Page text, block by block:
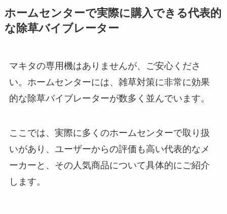
ホームセンターで実際に購入できる代表的
な除草バイブレーター
マキタの専用機はありませんが、ご安心くださ
い。ホームセンターには、雑草対策に非常に効果
的な除草バイブレーターが数多く並んでいます。
ここでは、実際に多くのホームセンターで取り扱
いがあり、ユーザーからの評価も高い代表的なメ
ーカーと、その人気商品について具体的にご紹介
します。